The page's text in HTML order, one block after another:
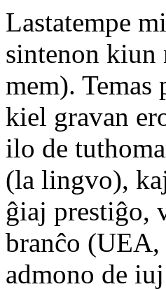
Lastatempe
sintenon kiun
mem).
kiel gravan
ilo de
(la lingvo),
ĝiaj prestiĝo,
branĉo (UEA,
admono de